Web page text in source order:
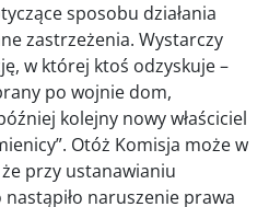
sposobu działania
zastrzeżenia. Wystarczy
w której ktoś odzyskuje –
po wojnie dom,
kolejny nowy właściciel
Otóż Komisja może w
przy ustanawianiu
naruszenie prawa